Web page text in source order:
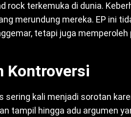
rock terkemuka di dunia.
merundung mereka. EP ini
tetapi juga memperoleh
Kontroversi
sering kali menjadi sorotan
tampil hingga adu argumen